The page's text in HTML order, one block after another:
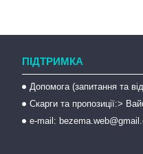
ПІДТРИМКА
Допомога (запитання та
Скарги та пропозиції:>
e-mail: